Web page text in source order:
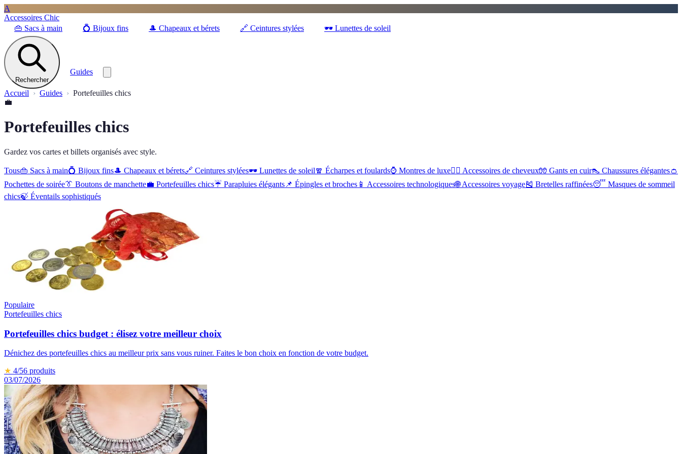
A
Accessoires Chic
👜 Sacs à main 💍 Bijoux fins 🎩 Chapeaux et bérets 🔗 Ceintures stylées 🕶️ Lunettes de soleil
Rechercher
Guides
Accueil Guides
Portefeuilles chics
💼
Portefeuilles chics
Gardez vos cartes et billets organisés avec style.
Tous👜 Sacs à main💍 Bijoux fins🎩 Chapeaux et bérets🔗 Ceintures stylées🕶️ Lunettes de soleil🧣 Écharpes et foulards⌚ Montres de luxe💇‍♀️ Accessoires de cheveux🧤 Gants en cuir👠 Chaussures élégantes👛
Pochettes de soirée👔 Boutons de manchette💼 Portefeuilles chics☔ Parapluies élégants 📌 Épingles et broches 📱 Accessoires technologiques🌐 Accessoires voyage🎽 Bretelles raffinées😴 Masques de sommeil
chics🍃 Éventails sophistiqués
Populaire
Portefeuilles chics
Portefeuilles chics budget : élisez votre meilleur choix
Dénichez des portefeuilles chics au meilleur prix sans vous ruiner. Faites le bon choix en fonction de votre budget.
★ 4/56 produits
03/07/2026